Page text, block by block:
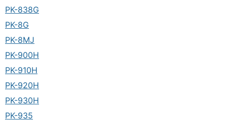
PK-838G
PK-8G
PK-8MJ
PK-900H
PK-910H
PK-920H
PK-930H
PK-935